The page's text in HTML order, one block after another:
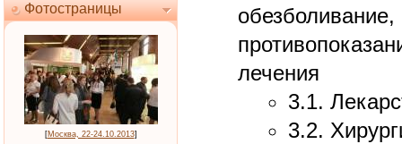
Фотостраницы
[Москва, 22-24.10.2013]
лечения
3.1.
3.2.